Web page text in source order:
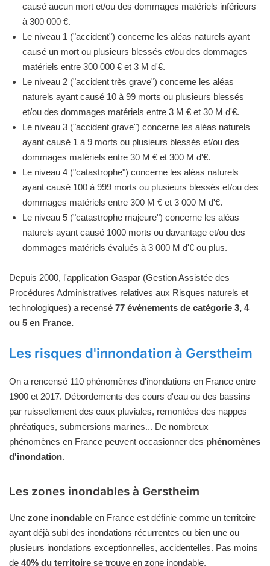
causé aucun mort et/ou des dommages matériels inférieurs
à 300 000 €.
Le niveau 1 ("accident") concerne les aléas naturels ayant
causé un mort ou plusieurs blessés et/ou des dommages
matériels entre 300 000 € et 3 M d'€.
Le niveau 2 ("accident très grave") concerne les aléas
naturels ayant causé 10 à 99 morts ou plusieurs blessés
et/ou des dommages matériels entre 3 M € et 30 M d'€.
Le niveau 3 ("accident grave") concerne les aléas naturels
ayant causé 1 à 9 morts ou plusieurs blessés et/ou des
dommages matériels entre 30 M € et 300 M d'€.
Le niveau 4 ("catastrophe") concerne les aléas naturels
ayant causé 100 à 999 morts ou plusieurs blessés et/ou des
dommages matériels entre 300 M € et 3 000 M d'€.
Le niveau 5 ("catastrophe majeure") concerne les aléas
naturels ayant causé 1000 morts ou davantage et/ou des
dommages matériels évalués à 3 000 M d'€ ou plus.
Depuis 2000, l'application Gaspar (Gestion Assistée des
Procédures Administratives relatives aux Risques naturels et
technologiques) a recensé 77 événements de catégorie 3, 4
ou 5 en France.
Les risques d'innondation à Gerstheim
On a rencensé 110 phénomènes d'inondations en France entre
1900 et 2017. Débordements des cours d'eau ou des bassins
par ruissellement des eaux pluviales, remontées des nappes
phréatiques, submersions marines... De nombreux
phénomènes en France peuvent occasionner des phénomènes
d'inondation.
Les zones inondables à Gerstheim
Une zone inondable en France est définie comme un territoire
ayant déjà subi des inondations récurrentes ou bien une ou
plusieurs inondations exceptionnelles, accidentelles. Pas moins
de 40% du territoire se trouve en zone inondable.